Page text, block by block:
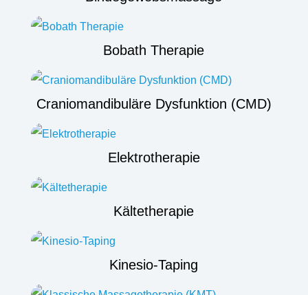
Bobath Therapie
Craniomandibuläre Dysfunktion (CMD)
Elektrotherapie
Kältetherapie
Kinesio-Taping